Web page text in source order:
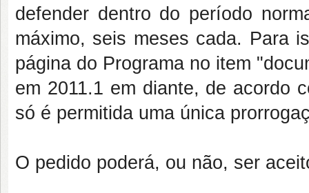
defender dentro do período
máximo, seis meses cada. Para
página do Programa no item
em 2011.1 em diante, de acordo
só é permitida uma única
O pedido poderá, ou não, ser